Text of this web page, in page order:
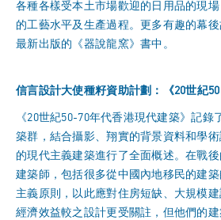
各種各樣受本土市場歡迎的日用品的現
的工藝水平及生產過程。更多有趣的幕
最新出版的《器說龍窯》書中。
信言設計大使種籽資助計劃：《20世紀
《20世紀50-70年代香港現代建築》記錄
築群，結合攝影、翔實的背景資料和學
的現代主義建築進行了全面概述。在戰
建築師，包括很多從中國內地移民的建
主義原則，以此應對住房短缺、大規模
經濟效益較之設計更受關註，但他們的建